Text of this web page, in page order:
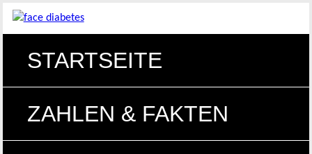
STARTSEITE
ZAHLEN & FAKTEN